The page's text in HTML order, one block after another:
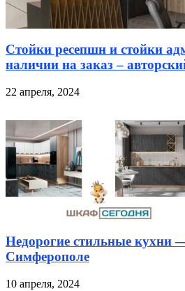
Стойки ресепшн и стойки
наличии на заказ –
22 апреля, 2024
Недорогие стильные кухни
Симферополе
10 апреля, 2024